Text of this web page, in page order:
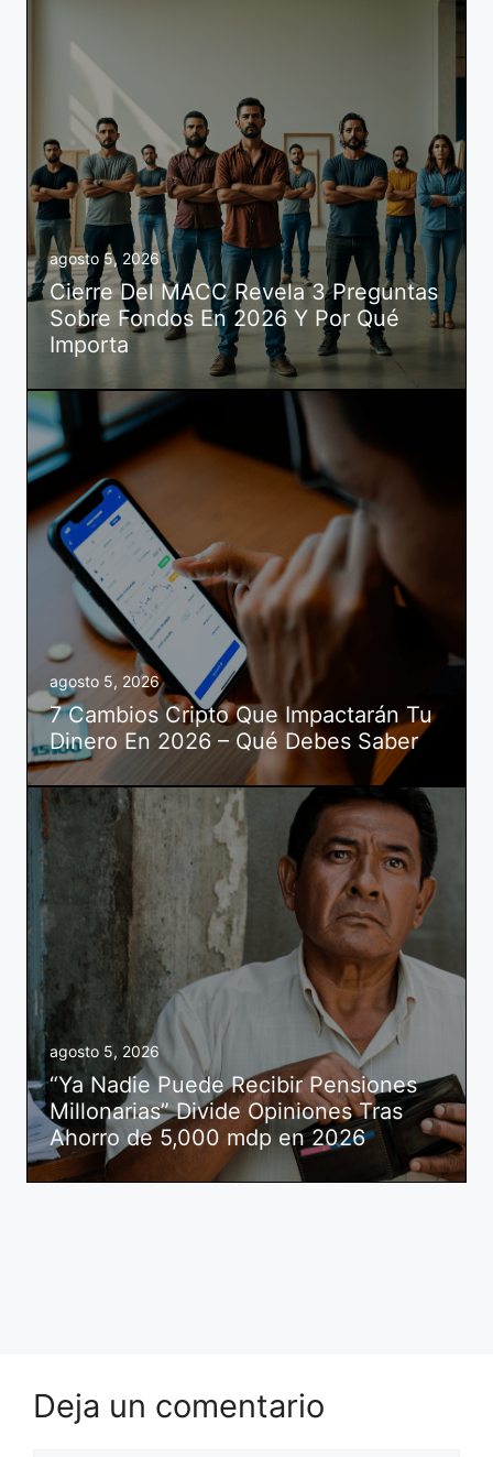
agosto 5, 2026
Cierre Del MACC Revela 3 Preguntas
Sobre Fondos En 2026 Y Por Qué
Importa
agosto 5, 2026
7 Cambios Cripto Que Impactarán Tu
Dinero En 2026 – Qué Debes Saber
agosto 5, 2026
“Ya Nadie Puede Recibir Pensiones
Millonarias” Divide Opiniones Tras
Ahorro de 5,000 mdp en 2026
Deja un comentario